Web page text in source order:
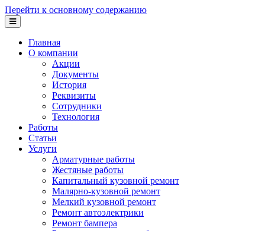
Перейти к основному содержанию
Главная
О компании
Акции
Документы
История
Реквизиты
Сотрудники
Технология
Работы
Статьи
Услуги
Арматурные работы
Жестяные работы
Капитальный кузовной ремонт
Малярно-кузовной ремонт
Мелкий кузовной ремонт
Ремонт автоэлектрики
Ремонт бампера